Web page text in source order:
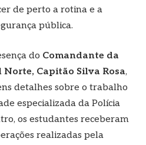
de perto a rotina e a
pública.
do Comandante da
Capitão Silva Rosa,
detalhes sobre o trabalho
especializada da Polícia
os estudantes receberam
realizadas pela